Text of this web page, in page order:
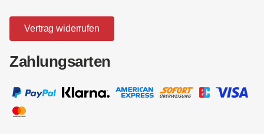
Vertrag widerrufen
Zahlungsarten